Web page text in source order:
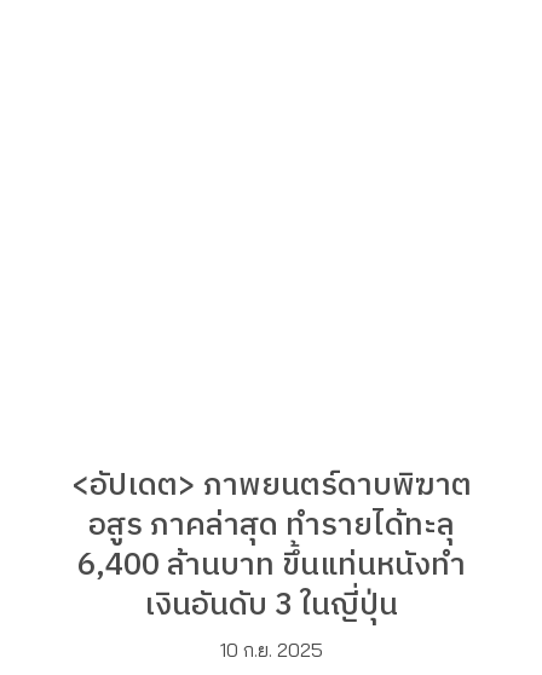
<อัปเดต> ภาพยนตร์ดาบพิฆาต
อสูร ภาคล่าสุด ทำรายได้ทะลุ
6,400 ล้านบาท ขึ้นแท่นหนังทำ
เงินอันดับ 3 ในญี่ปุ่น
10 ก.ย. 2025